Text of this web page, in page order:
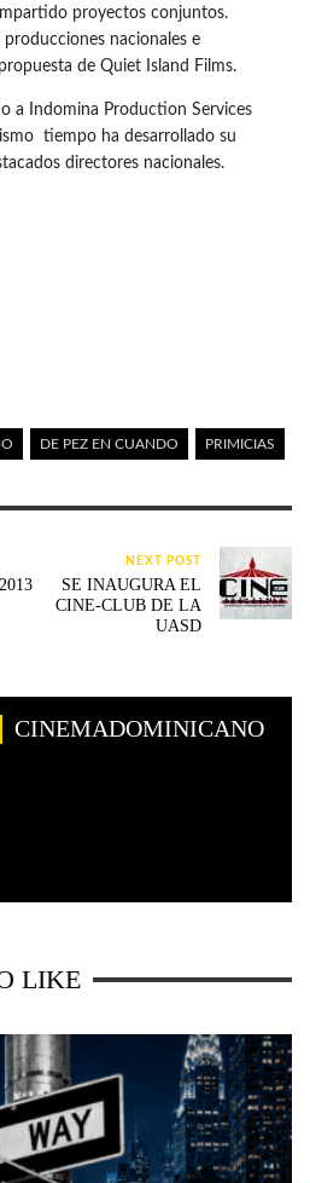
proyectos conjuntos.
producciones nacionales e
de Quiet Island Films.
a Indomina Production Services
tiempo ha desarrollado su
directores nacionales.
DE PEZ EN CUANDO PRIMICIAS
NEXT POST
SE INAUGURA EL
CINE-CLUB DE LA
UASD
CINEMADOMINICANO
LIKE